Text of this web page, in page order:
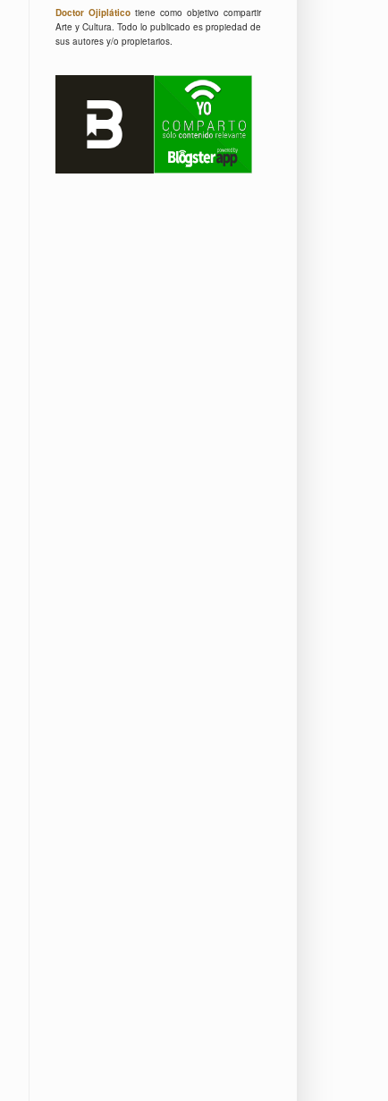
Doctor Ojiplático tiene como objetivo compartir
Arte y Cultura. Todo lo publicado es propiedad de
sus autores y/o propietarios.